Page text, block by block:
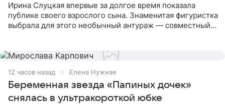
Ирина Слуцкая впервые за долгое время показала
публике своего взрослого сына. Знаменитая фигуристка
выбрала для этого необычный антураж — совместный
12 часов назад Елена Нужная
Беременная звезда «Папиных дочек»
снялась в ультракороткой юбке